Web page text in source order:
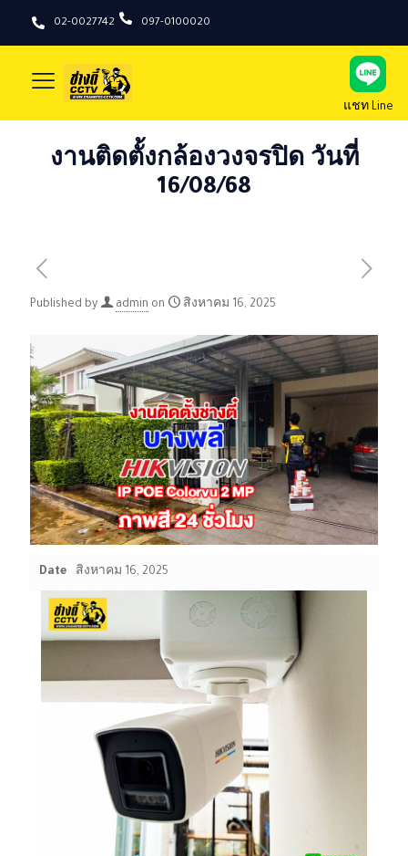
02-0027742 097-0100020
แชท Line
งานติดตั้งกล้องวงจรปิด วันที่
16/08/68
Published by admin on สิงหาคม 16, 2025
Date สิงหาคม 16, 2025